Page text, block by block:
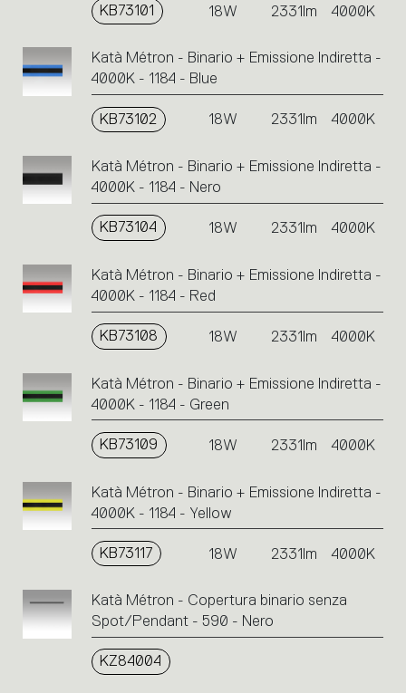
KB73101 18W 2331lm 4000K
Katà Métron - Binario + Emissione Indiretta -
4000K - 1184 - Blue
KB73102 18W 2331lm 4000K
Katà Métron - Binario + Emissione Indiretta -
4000K - 1184 - Nero
KB73104 18W 2331lm 4000K
Katà Métron - Binario + Emissione Indiretta -
4000K - 1184 - Red
KB73108 18W 2331lm 4000K
Katà Métron - Binario + Emissione Indiretta -
4000K - 1184 - Green
KB73109 18W 2331lm 4000K
Katà Métron - Binario + Emissione Indiretta -
4000K - 1184 - Yellow
KB73117 18W 2331lm 4000K
Katà Métron - Copertura binario senza
Spot/Pendant - 590 - Nero
KZ84004